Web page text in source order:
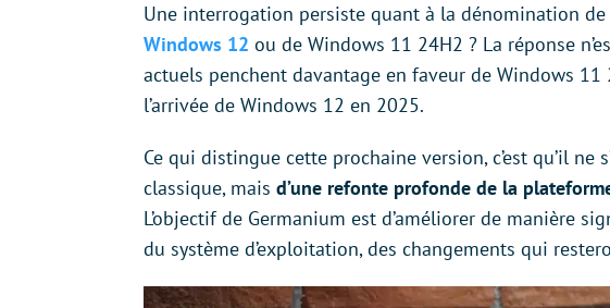
Une interrogation persiste quant à la dénomination
Windows 12 ou de Windows 11 24H2 ? La réponse
actuels penchent davantage en faveur de Windows
l’arrivée de Windows 12 en 2025.
Ce qui distingue cette prochaine version, c’est qu’il ne
classique, mais d’une refonte profonde de la
L’objectif de Germanium est d’améliorer de manière
du système d’exploitation, des changements qui